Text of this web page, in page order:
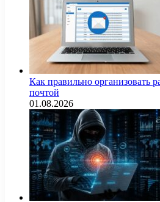
Как правильно организовать
почтой
01.08.2026